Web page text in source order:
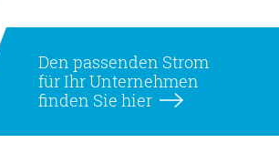
Den passenden Strom
für Ihr Unternehmen
finden Sie hier